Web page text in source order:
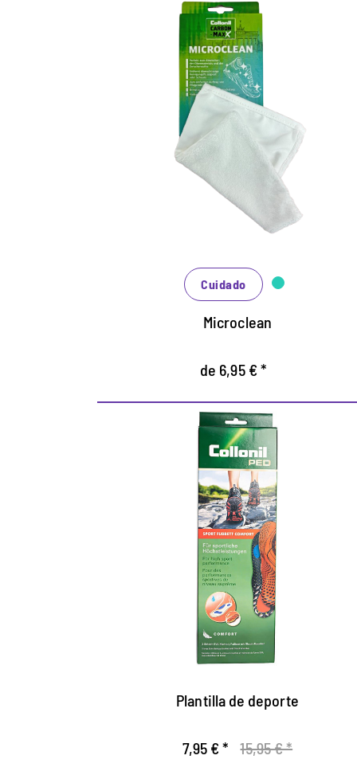
MaxX Microclean
Guante de microfibra para todos los
materiales
Perfecto para limpiar la parte superior y la
Elimina el exceso de líquido de limpieza o
Cuidado
Microclean
de 6,95 € *
Plantilla de deporte
7,95 € * 15,95 € *